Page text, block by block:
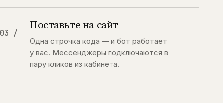
03 /
Поставьте на сайт
Одна строчка кода — и бот работает
у вас. Мессенджеры подключаются в
пару кликов из кабинета.